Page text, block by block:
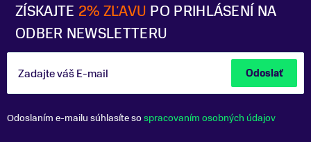
ZÍSKAJTE 2% ZĽAVU PO PRIHLÁSENÍ NA
ODBER NEWSLETTERU
Zadajte váš E-mail Odoslať
Odoslaním e-mailu súhlasíte sospracovaním osobných údajov